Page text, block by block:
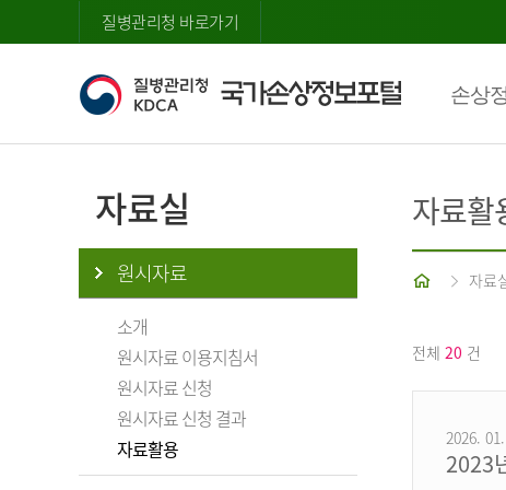
질병관리청 바로가기
손상
자료실
원시자료
소개
원시자료 이용지침서
원시자료 신청
원시자료 신청 결과
자료활용
자료활
홈 자료
전체 20 건
2026.
2023